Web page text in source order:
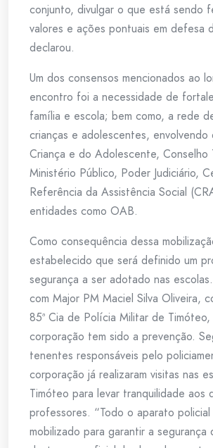
conjunto, divulgar o que está sendo
valores e ações pontuais em defesa
declarou.
Um dos consensos mencionados ao
encontro foi a necessidade de
família e escola; bem como, a rede
crianças e adolescentes, envolvendo
Criança e do Adolescente, Conselho
Ministério Público, Poder Judiciário,
Referência da Assistência Social
entidades como OAB.
Como consequência dessa
estabelecido que será definido um
segurança a ser adotado nas
com Major PM Maciel Silva Oliveira,
85ª Cia de Polícia Militar de
corporação tem sido a prevenção.
tenentes responsáveis pelo
corporação já realizaram visitas nas
Timóteo para levar tranquilidade aos
professores. “Todo o aparato
mobilizado para garantir a segurança